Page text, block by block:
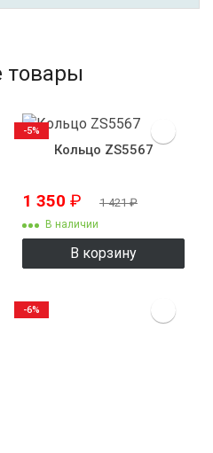
товары
Кольцо ZS5567
1 350 ₽ 1 421₽
В наличии
В корзину
-5%
-6%